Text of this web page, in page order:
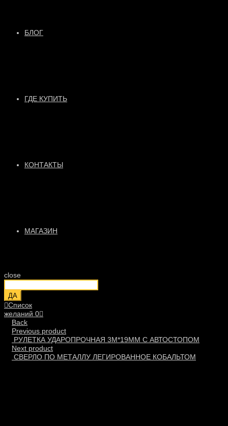
БЛОГ
ГДЕ КУПИТЬ
КОНТАКТЫ
МАГАЗИН
close
ДА
Список
желаний 0
Back
Previous product
РУЛЕТКА УДАРОПРОЧНАЯ 3М*19ММ С АВТОСТОПОМ
Next product
СВЕРЛО ПО МЕТАЛЛУ ЛЕГИРОВАННОЕ КОБАЛЬТОМ